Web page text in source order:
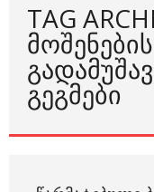
TAG
ᲒᲔᲒᲛᲔᲑᲘ